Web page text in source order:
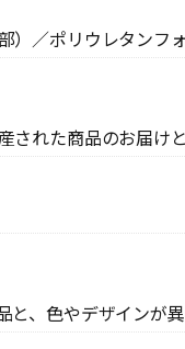
／ポリウレタンフ
れた商品のお届けと
、色やデザインが